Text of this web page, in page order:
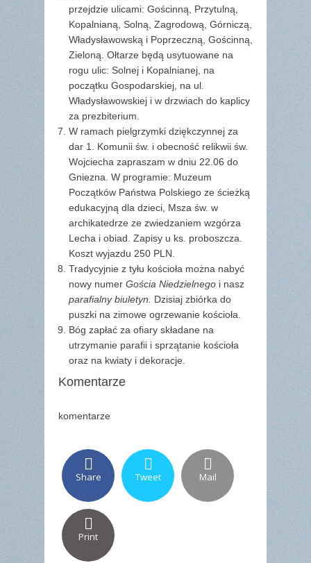
przejdzie ulicami: Gościnną, Przytulną,
Kopalnianą, Solną, Zagrodową, Górniczą,
Władysławowską i Poprzeczną, Gościnną,
Zieloną. Ołtarze będą usytuowane na
rogu ulic: Solnej i Kopalnianej, na
początku Gospodarskiej, na ul.
Władysławowskiej i w drzwiach do kaplicy
za prezbiterium.
W ramach pielgrzymki dziękczynnej za
dar 1. Komunii św. i obecność relikwii św.
Wojciecha zapraszam w dniu 22.06 do
Gniezna. W programie: Muzeum
Początków Państwa Polskiego ze ścieżką
edukacyjną dla dzieci, Msza św. w
archikatedrze ze zwiedzaniem wzgórza
Lecha i obiad. Zapisy u ks. proboszcza.
Koszt wyjazdu 250 PLN.
Tradycyjnie z tyłu kościoła można nabyć
nowy numer Gościa Niedzielnego i nasz
parafialny biuletyn.
Dzisiaj zbiórka do
puszki na zimowe ogrzewanie kościoła.
Bóg zapłać za ofiary składane na
utrzymanie parafii i sprzątanie kościoła
oraz na kwiaty i dekoracje.
Komentarze
komentarze
Share Tweet Mail
Print